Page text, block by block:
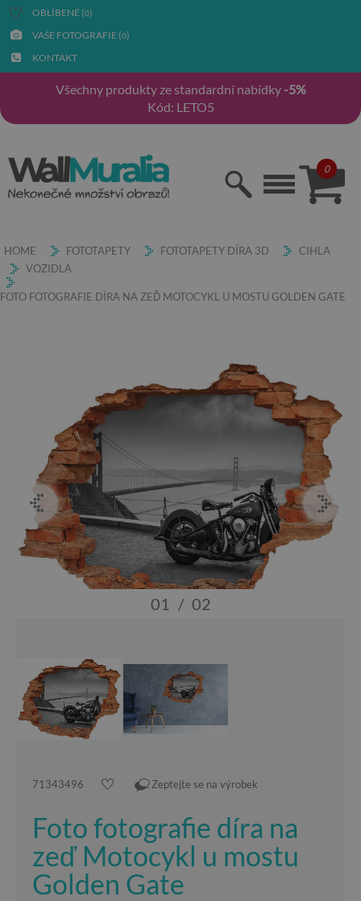
OBLÍBENÉ (0)
VAŠE FOTOGRAFIE (0)
KONTAKT
Všechny produkty ze standardní nabídky -5%
Kód: LETO5
0
HOME FOTOTAPETY FOTOTAPETY DÍRA 3D
CIHLA
VOZIDLA
FOTO FOTOGRAFIE DÍRA NA ZEĎ MOTOCYKL U MOSTU GOLDEN GATE
01 / 02
71343496 Zeptejte se na výrobek
Foto fotografie díra na
zeď Motocykl u mostu
Golden Gate